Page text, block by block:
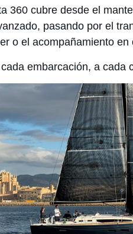
360 cubre desde el
pasando por el
o el acompañamiento en
embarcación, a cada